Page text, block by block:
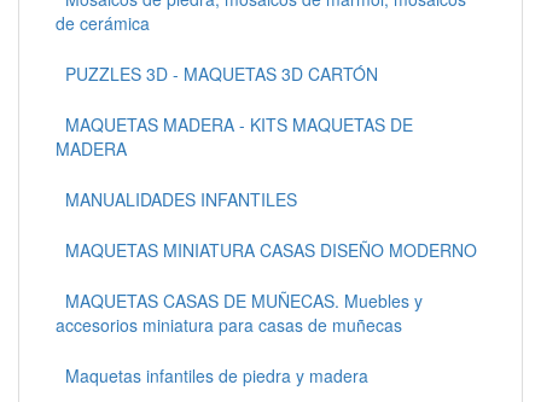
de cerámica
PUZZLES 3D - MAQUETAS 3D CARTÓN
MAQUETAS MADERA - KITS MAQUETAS DE
MADERA
MANUALIDADES INFANTILES
MAQUETAS MINIATURA CASAS DISEÑO MODERNO
MAQUETAS CASAS DE MUÑECAS. Muebles y
accesorios miniatura para casas de muñecas
Maquetas infantiles de piedra y madera